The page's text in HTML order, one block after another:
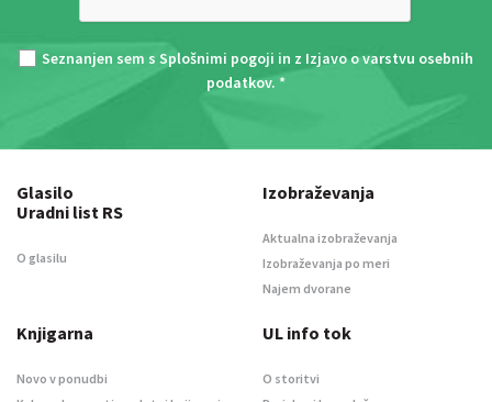
Seznanjen sem s Splošnimi pogoji in z Izjavo o varstvu osebnih
podatkov. *
Glasilo
Uradni list RS
O glasilu
Izobraževanja
Aktualna izobraževanja
Izobraževanja po meri
Najem dvorane
Knjigarna
Novo v ponudbi
UL info tok
O storitvi